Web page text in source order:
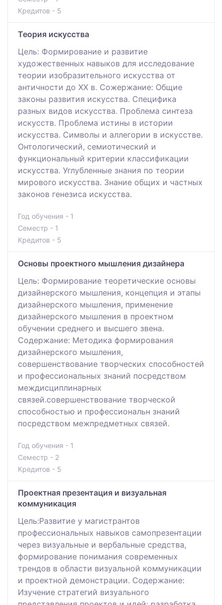
Кредитов - 5
Теория искусства
Цель: Формирование и развитие
художественных навыков для исследование
теории изобразительного искусства от
античности до XX в. Сожержание: Общие
законы развития искусства. Специфика
разных видов искусства. Проблема синтеза
искусств. Проблема истины в истории
искусства. Символы и аллегории в искусстве.
Онтологический, семиотический и
функциональный критерии классификации
искусства. Углубленные знания по теории
мирового искусства. Знание общих и частных
законов генезиса искусства.
Год обучения - 1
Семестр - 1
Кредитов - 5
Основы проектного мышления дизайнера
Цель: Формирование теоретические основы
дизайнерского мышления, концепция и этапы
дизайнерского мышления, применение
дизайнерского мышления в проектном
обучении среднего и высшего звена.
Содержание: Методика формирования
дизайнерского мышления,
совершенствование творческих способностей
и профессиональных знаний посредством
междисциплинарных
связей.совершенствование творческой
способностью и профессиональн знаний
посредством межпредметных связей.
Год обучения - 1
Семестр - 2
Кредитов - 5
Проектная презентация и визуальная
коммуникация
Цель:Развитие у магистрантов
профессиональных навыков самопрезентации
через визуальные и вербальные средства,
формирование понимания современных
трендов в области визуальной коммуникации
и проектной демонстрации. Содержание:
Изучение стратегий визуального